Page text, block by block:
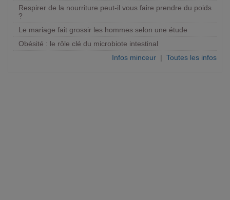
Respirer de la nourriture peut-il vous faire prendre du poids
?
Le mariage fait grossir les hommes selon une étude
Obésité : le rôle clé du microbiote intestinal
Infos minceur | Toutes les infos